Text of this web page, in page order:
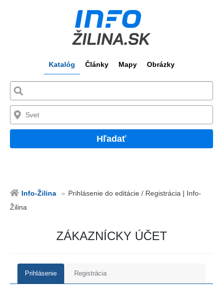
Katalóg Články Mapy Obrázky
Hľadať
Info-Žilina
Prihlásenie do editácie / Registrácia | Info-
Žilina
ZÁKAZNÍCKY ÚČET
Prihlásenie Registrácia